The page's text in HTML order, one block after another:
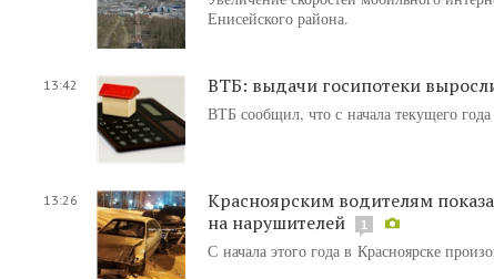
Енисейского района.
13:42 ВТБ: выдачи госипотеки
ВТБ сообщил, что с начала текущего
13:26
Красноярским водителям
на нарушителей
1
С начала этого года в Красноярске